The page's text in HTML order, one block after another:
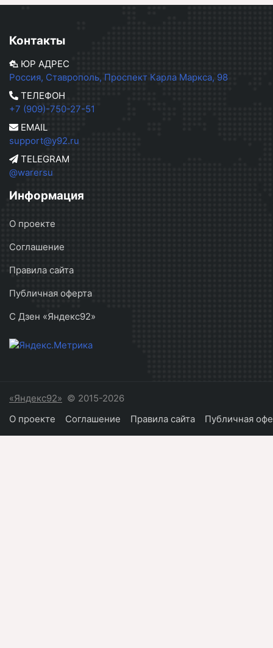
Контакты
ЮР АДРЕС
Россия, Ставрополь, Проспект Карла Маркса, 98
ТЕЛЕФОН
+7 (909)-750-27-51
EMAIL
support@y92.ru
TELEGRAM
@warersu
Информация
О проекте
Соглашение
Правила сайта
Публичная оферта
С Дзен «Яндекс92»
«Яндекс92» © 2015-2026
О проекте
Соглашение Правила сайта Публичная